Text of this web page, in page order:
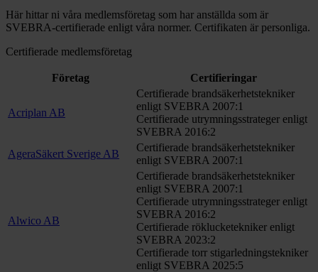
Här hittar ni våra medlemsföretag som har anställda som är
SVEBRA-certifierade enligt våra normer. Certifikaten är personliga.
Certifierade medlemsföretag
Företag Certifieringar
Acriplan AB
Certifierade brandsäkerhetstekniker
enligt SVEBRA 2007:1
Certifierade utrymningsstrateger enligt
SVEBRA 2016:2
AgeraSäkert Sverige AB
Certifierade brandsäkerhetstekniker
enligt SVEBRA 2007:1
Alwico AB
Certifierade brandsäkerhetstekniker
enligt SVEBRA 2007:1
Certifierade utrymningsstrateger enligt
SVEBRA 2016:2
Certifierade röklucketekniker enligt
SVEBRA 2023:2
Certifierade torr stigarledningstekniker
enligt SVEBRA 2025:5